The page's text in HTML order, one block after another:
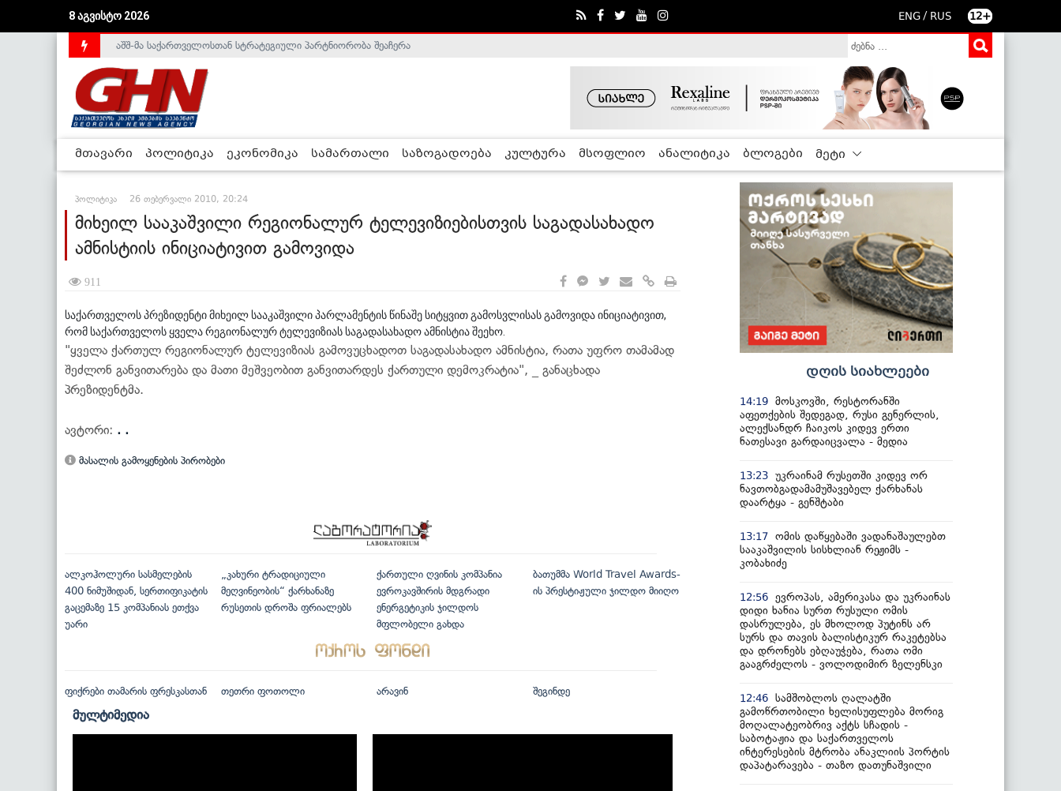
8 აგვისტო 2026 ENG / RUS 12+
საქართველოს დე-ფაქტო მთავრობა არალეგიტიმურია - ჰელსინკის კომისია
აშშ-მა საქართველოსთან სტრატეგიული პარტნიორობა შეაჩერა
მთავარი პოლიტიკა ეკონომიკა სამართალი საზოგადოება კულტურა მსოფლიო ანალიტიკა ბლოგები მეტი
პოლიტიკა 26 თებერვალი 2010, 20:24
მიხეილ სააკაშვილი რეგიონალურ ტელევიზიებისთვის საგადასახადო
ამნისტიის ინიციატივით გამოვიდა
911
საქართველოს პრეზიდენტი მიხეილ სააკაშვილი პარლამენტის წინაშე სიტყვით გამოსვლისას გამოვიდა ინიციატივით,
რომ საქართველოს ყველა რეგიონალურ ტელევიზიას საგადასახადო ამნისტია შეეხო.
"ყველა ქართულ რეგიონალურ ტელევიზიას გამოვუცხადოთ საგადასახადო ამნისტია, რათა უფრო თამამად
შეძლონ განვითარება და მათი მეშვეობით განვითარდეს ქართული დემოკრატია", _ განაცხადა
პრეზიდენტმა.
ავტორი: . .
მასალის გამოყენების პირობები
ალკოჰოლური სასმელების
400 ნიმუშიდან, სერთიფიკატის
გაცემაზე 15 კომპანიას ეთქვა
უარი
„კახური ტრადიციული
მეღვინეობის“ ქარხანაზე
რუსეთის დროშა ფრიალებს
ქართული ღვინის კომპანია
ევროკავშირის მდგრადი
ენერგეტიკის ჯილდოს
მფლობელი გახდა
ბათუმმა World Travel Awards-
ის პრესტიჟული ჯილდო მიიღო
ფიქრები თამარის ფრესკასთან თეთრი ფოთოლი არავინ შეგინდე
მულტიმედია
დღის სიახლეები
14:19 მოსკოვში, რესტორანში
აფეთქების შედეგად, რუსი გენერლის,
ალექსანდრ ჩაიკოს კიდევ ერთი
ნათესავი გარდაიცვალა - მედია
13:23 უკრაინამ რუსეთში კიდევ ორ
ნავთობგადამამუშავებელ ქარხანას
დაარტყა - გენშტაბი
13:17 ომის დაწყებაში ვადანაშაულებთ
სააკაშვილის სისხლიან რეჟიმს -
კობახიძე
12:56 ევროპას, ამერიკასა და უკრაინას
დიდი ხანია სურთ რუსული ომის
დასრულება, ეს მხოლოდ პუტინს არ
სურს და თავის ბალისტიკურ რაკეტებსა
და დრონებს ებღაუჭება, რათა ომი
გააგრძელოს - ვოლოდიმირ ზელენსკი
12:46 სამშობლოს ღალატში
გამოწრთობილი ხელისუფლება მორიგ
მოღალატეობრივ აქტს სჩადის -
საბოტაჟია და საქართველოს
ინტერესების მტრობა ანაკლიის პორტის
დაპატარავება - თაზო დათუნაშვილი